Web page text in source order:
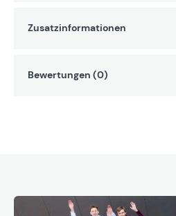
Zusatzinformationen
Bewertungen (0)